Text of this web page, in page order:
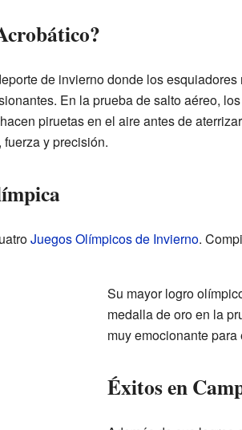
de invierno donde los esquiadores
En la prueba de salto aéreo,
piruetas en el aire antes de
y precisión.
Juegos Olímpicos de Invierno.
Su mayor logro
medalla de oro en la
muy emocionante
Éxitos en